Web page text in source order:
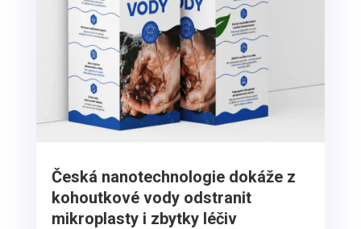
Česká nanotechnologie dokáže z
kohoutkové vody odstranit
mikroplasty i zbytky léčiv